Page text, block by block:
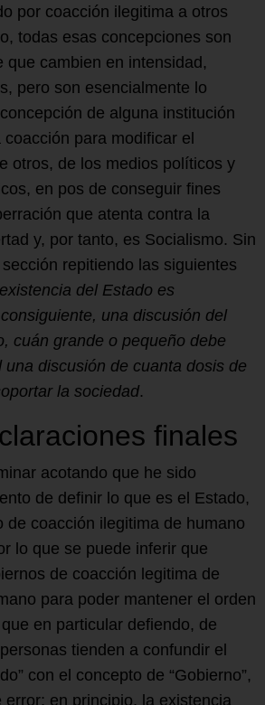
por coacción ilegitima a otros
todas esas concepciones son
que cambien en intensidad,
pero son esencialmente lo
de alguna institución
para modificar el
otros, de los medios políticos y
en pos de conseguir fines
que atenta contra la
y, por tanto, es Socialismo. Sin
repitiendo las siguientes
del Estado es
una discusión del
cuán grande o pequeño debe
una discusión de cuanta dosis de
la sociedad.
finales
acotando que he sido
de definir lo que es el Estado,
de coacción ilegitima de humano
lo que se puede inferir que
de coacción legitima de
para poder mantener el orden
en particular defiendo, de
tienden a confundir el
con el concepto de “Gobierno”,
en principio, la existencia